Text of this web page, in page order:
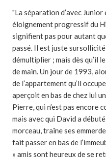
"La séparation d’avec
éloignement progressif du
signifient pas pour autant
passé. Il est juste
démultiplier ; mais dès qu’il
de main. Un jour de 1993,
de l’appartement qu’il
aperçoit en bas de chez lui
Pierre, qui n’est pas encore
mais avec qui David a
morceau, traîne ses
fait passer en bas de
» amis sont heureux de se